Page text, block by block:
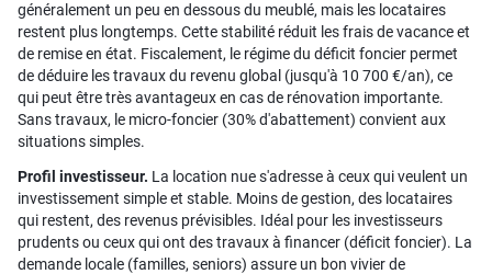
généralement un peu en dessous du meublé, mais les locataires
restent plus longtemps. Cette stabilité réduit les frais de vacance et
de remise en état. Fiscalement, le régime du déficit foncier permet
de déduire les travaux du revenu global (jusqu'à 10 700 €/an), ce
qui peut être très avantageux en cas de rénovation importante.
Sans travaux, le micro-foncier (30% d'abattement) convient aux
situations simples.
Profil investisseur. La location nue s'adresse à ceux qui veulent un
investissement simple et stable. Moins de gestion, des locataires
qui restent, des revenus prévisibles. Idéal pour les investisseurs
prudents ou ceux qui ont des travaux à financer (déficit foncier). La
demande locale (familles, seniors) assure un bon vivier de